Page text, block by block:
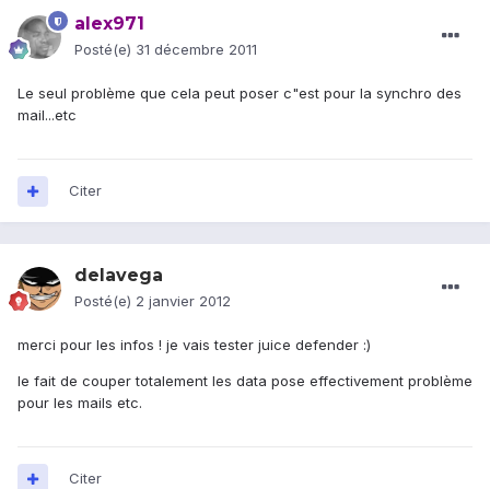
alex971
Posté(e) 31 décembre 2011
Le seul problème que cela peut poser c"est pour la synchro des
mail...etc
Citer
delavega
Posté(e) 2 janvier 2012
merci pour les infos ! je vais tester juice defender :)
le fait de couper totalement les data pose effectivement problème
pour les mails etc.
Citer